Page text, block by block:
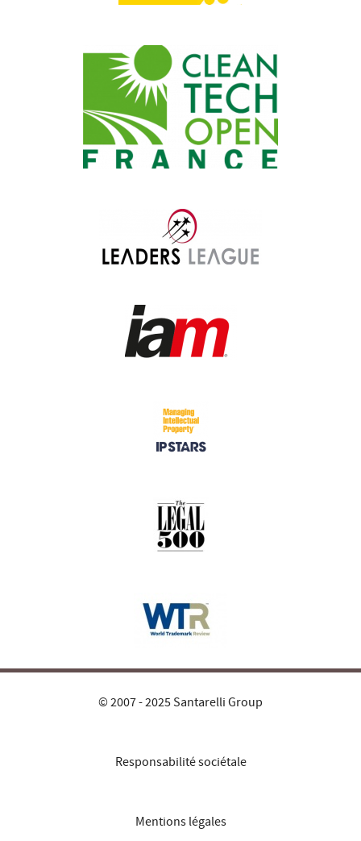
© 2007 - 2025 Santarelli Group
Responsabilité sociétale
Mentions légales